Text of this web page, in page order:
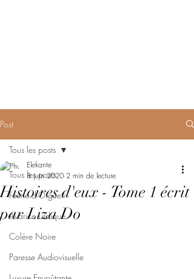
Post
Tous les posts
Féerie d'Orgueil
Avarice Ludique
Colère Noire
Paresse Audiovisuelle
Tous les posts
Histoires d'eux - Tome 1 écrit
par Liza Do
Elekante
8 juin 2020 2 min de lecture